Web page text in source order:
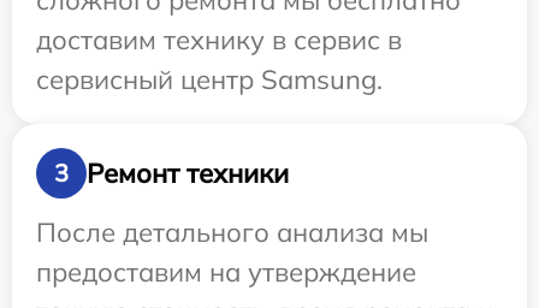
доставим технику в сервис в
сервисный центр Samsung.
3
Ремонт техники
После детального анализа мы
предоставим на утверждение